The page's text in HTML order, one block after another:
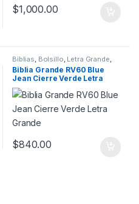
$1,000.00
Biblias Bolsillo Letra Grande
Manual,Medianas ,Otras
Versiones
Biblia Grande RV60 Blue
Jean Cierre Verde Letra
Grande
$840.00